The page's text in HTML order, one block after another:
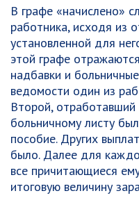
В графе «начислено»
работника, исходя из
установленной для
этой графе
надбавки и
ведомости один из
Второй,
больничному листу
пособие. Других
было. Далее для
все причитающиеся
итоговую величину